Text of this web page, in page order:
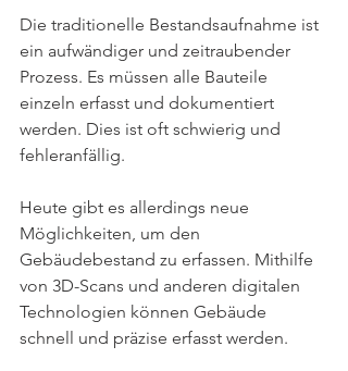
Die traditionelle Bestandsaufnahme ist
ein aufwändiger und zeitraubender
Prozess. Es müssen alle Bauteile
einzeln erfasst und dokumentiert
werden. Dies ist oft schwierig und
fehleranfällig.
Heute gibt es allerdings neue
Möglichkeiten, um den
Gebäudebestand zu erfassen. Mithilfe
von 3D-Scans und anderen digitalen
Technologien können Gebäude
schnell und präzise erfasst werden.